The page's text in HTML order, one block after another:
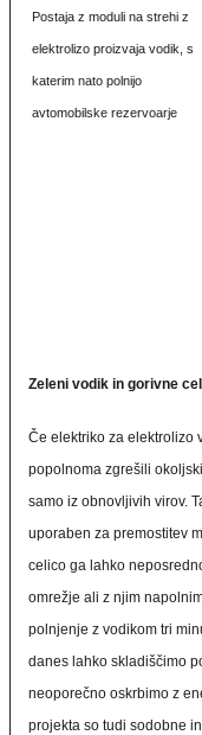
Postaja z moduli na strehi z
elektrolizo proizvaja vodik, s
katerim nato polnijo
avtomobilske rezervoarje
Zeleni vodik in gorivne
Če elektriko za elektrolizo
popolnoma zgrešili
samo iz obnovljivih virov.
uporaben za premostitev
celico ga lahko
omrežje ali z njim
polnjenje z vodikom tri
danes lahko skladiščimo
neoporečno oskrbimo z
projekta so tudi sodobne